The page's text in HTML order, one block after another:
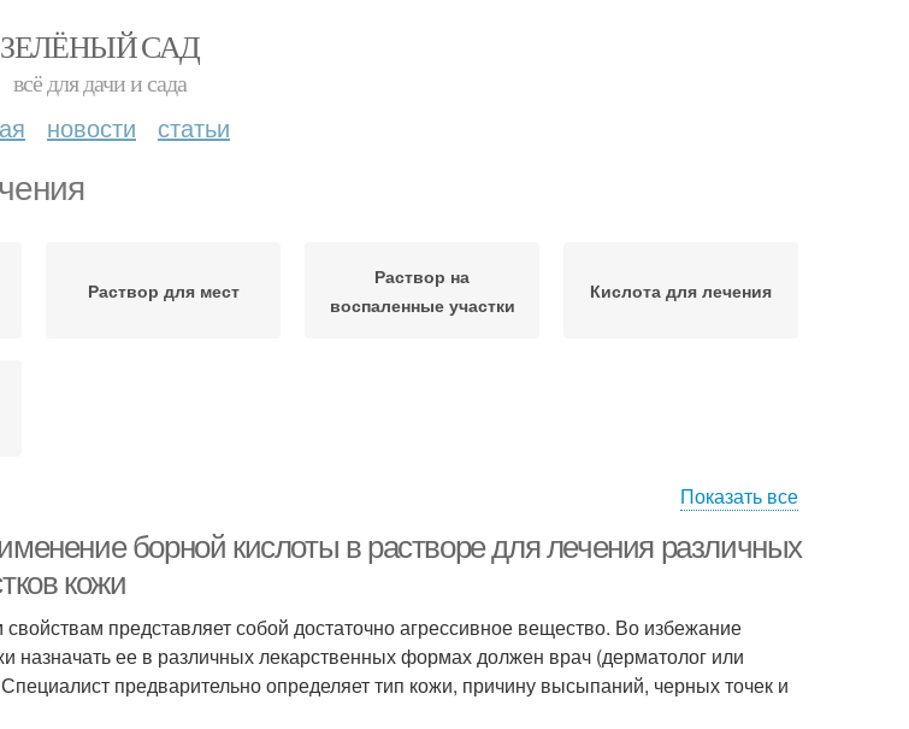
ЗЕЛЁНЫЙ САД
всё для дачи и сада
новости статьи
Раствор для мест
Раствор на
воспаленные участки
Кислота для лечения
Показать все
борной кислоты в растворе для лечения различных
кожи
представляет собой достаточно агрессивное вещество. Во избежание
назначать ее в различных лекарственных формах должен врач (дерматолог или
предварительно определяет тип кожи, причину высыпаний, черных точек и